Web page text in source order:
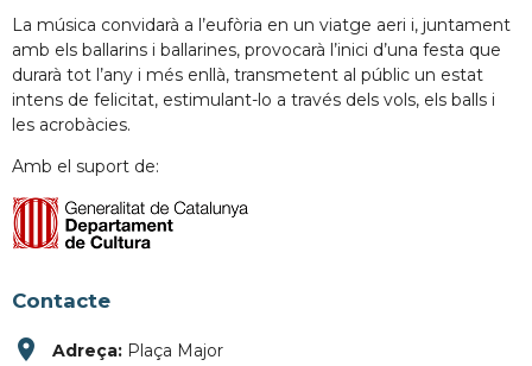
La música convidarà a l’eufòria en un viatge aeri i, juntament
amb els ballarins i ballarines, provocarà l’inici d’una festa que
durarà tot l’any i més enllà, transmetent al públic un estat
intens de felicitat, estimulant-lo a través dels vols, els balls i
les acrobàcies.
Amb el suport de:
Contacte
place Adreça: Plaça Major